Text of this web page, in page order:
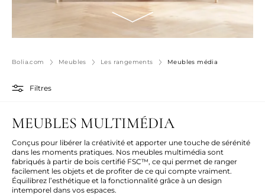
Bolia.com Meubles Les rangements Meubles média
Filtres
MEUBLES MULTIMÉDIA
Conçus pour libérer la créativité et apporter une touche de sérénité
dans les moments pratiques. Nos meubles multimédia sont
fabriqués à partir de bois certifié FSC™, ce qui permet de ranger
facilement les objets et de profiter de ce qui compte vraiment.
Équilibrez l’esthétique et la fonctionnalité grâce à un design
intemporel dans vos espaces.